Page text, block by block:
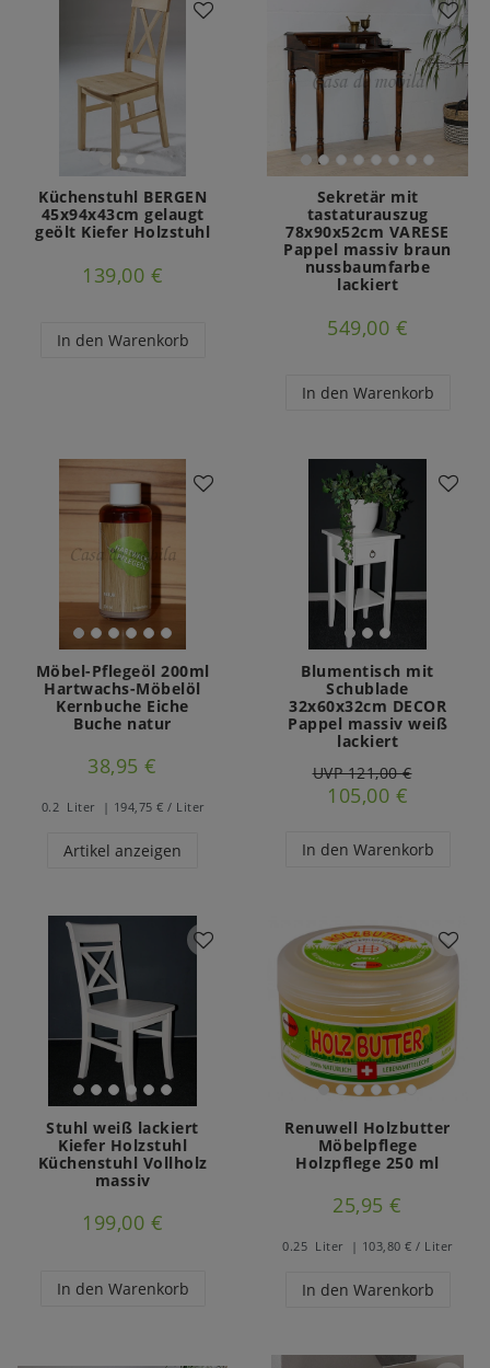
Küchenstuhl BERGEN
45x94x43cm gelaugt
geölt Kiefer Holzstuhl
139,00 €
In den Warenkorb
Sekretär mit
tastaturauszug
78x90x52cm VARESE
Pappel massiv braun
nussbaumfarbe
lackiert
549,00 €
In den Warenkorb
Möbel-Pflegeöl 200ml
Hartwachs-Möbelöl
Kernbuche Eiche
Buche natur
38,95 €
0.2 Liter | 194,75 € / Liter
Artikel anzeigen
Blumentisch mit
Schublade
32x60x32cm DECOR
Pappel massiv weiß
lackiert
UVP 121,00 €
105,00 €
In den Warenkorb
Stuhl weiß lackiert
Kiefer Holzstuhl
Küchenstuhl Vollholz
massiv
199,00 €
In den Warenkorb
Renuwell Holzbutter
Möbelpflege
Holzpflege 250 ml
25,95 €
0.25 Liter | 103,80 € / Liter
In den Warenkorb